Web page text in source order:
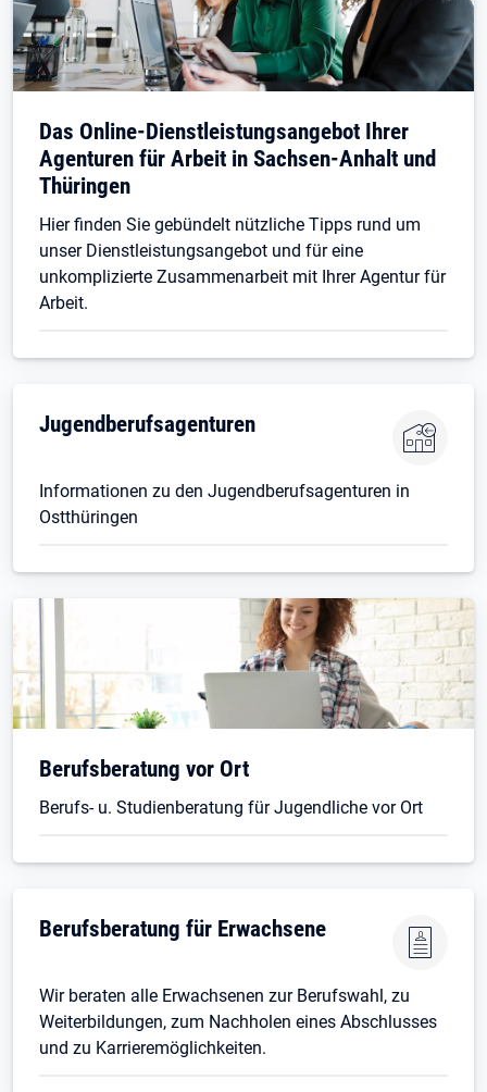
Das Online-Dienstleistungsangebot Ihrer
Agenturen für Arbeit in Sachsen-Anhalt und
Thüringen
Hier finden Sie gebündelt nützliche Tipps rund um
unser Dienstleistungsangebot und für eine
unkomplizierte Zusammenarbeit mit Ihrer Agentur für
Arbeit.
Öffnet in neuem Tab
Jugendberufsagenturen
Informationen zu den Jugendberufsagenturen in
Ostthüringen
Öffnet in neuem Tab
Berufsberatung vor Ort
Berufs- u. Studienberatung für Jugendliche vor Ort
Öffnet in neuem Tab
Berufsberatung für Erwachsene
Wir beraten alle Erwachsenen zur Berufswahl, zu
Weiterbildungen, zum Nachholen eines Abschlusses
und zu Karrieremöglichkeiten.